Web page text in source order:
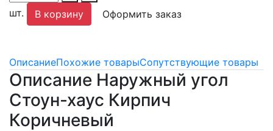
шт.
В корзину Оформить заказ
ОписаниеПохожие товарыСопутствующие товары
Описание Наружный угол
Стоун-хаус Кирпич
Коричневый